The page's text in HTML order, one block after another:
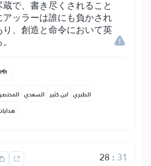
で、書き尽くされること
アッラーは誰にも負かされ
り、創造と命令において英
المختصر السعدي ابن كثير الطبري
28 : 31